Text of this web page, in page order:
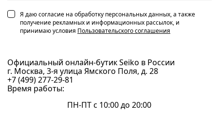
Я даю согласие на обработку персональных данных, а также
получение рекламных и информационных рассылок, и
принимаю условия Пользовательского соглашения
Официальный онлайн-бутик Seiko в России
г. Москва, 3-я улица Ямского Поля, д. 28
+7 (499) 277-29-81
Время работы:
ПН-ПТ с 10:00 до 20:00